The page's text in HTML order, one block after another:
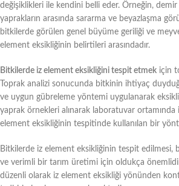
değişiklikleri ile kendini belli eder. Örneğin,
yaprakların arasında sararma ve beyazlaşma
bitkilerde görülen genel büyüme geriliği ve
element eksikliğinin belirtileri arasındadır.
Bitkilerde iz element eksikliğini tespit etmek için
Toprak analizi sonucunda bitkinin ihtiyaç
ve uygun gübreleme yöntemi uygulanarak
yaprak örnekleri alınarak laboratuvar ortamında
element eksikliğinin tespitinde kullanılan bir
Bitkilerde iz element eksikliğinin tespit edilmesi,
ve verimli bir tarım üretimi için oldukça
düzenli olarak iz element eksikliği yönünden